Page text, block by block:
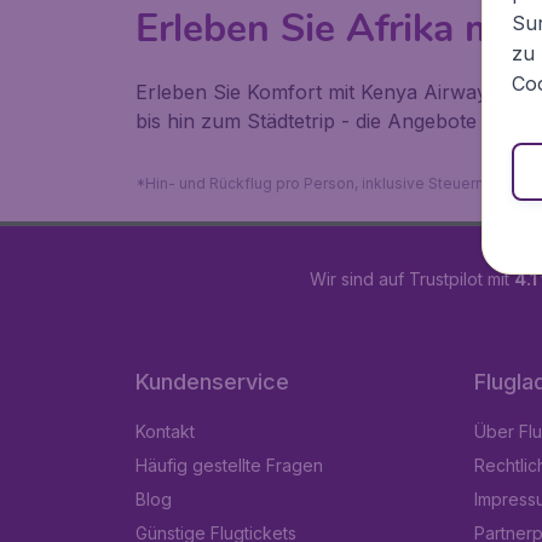
Erleben Sie Afrika mit
Erleben Sie Komfort mit Kenya Airways
bis hin zum Städtetrip - die Angebote mit
*Hin- und Rückflug pro Person, inklusive Steuern,
Wir sind auf Trustpilot mit4.1
Kundenservice
Kontakt
Häufig gestellte Fragen
Blog
Günstige Flugtickets
Über
zu